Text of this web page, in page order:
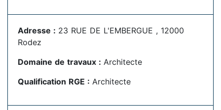
Adresse : 23 RUE DE L'EMBERGUE , 12000
Rodez
Domaine de travaux : Architecte
Qualification RGE : Architecte